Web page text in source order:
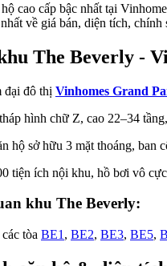
cao cấp bậc nhất tại
về giá bán, diện tích,
The Beverly -
đại đô thị Vinhomes Grand
hình chữ Z, cao 22–34
hộ sở hữu 3 mặt thoáng, ban
tiện ích nội khu, hồ bơi vô
khu The Beverly:
tòa BE1 , BE2, BE3, BE5,